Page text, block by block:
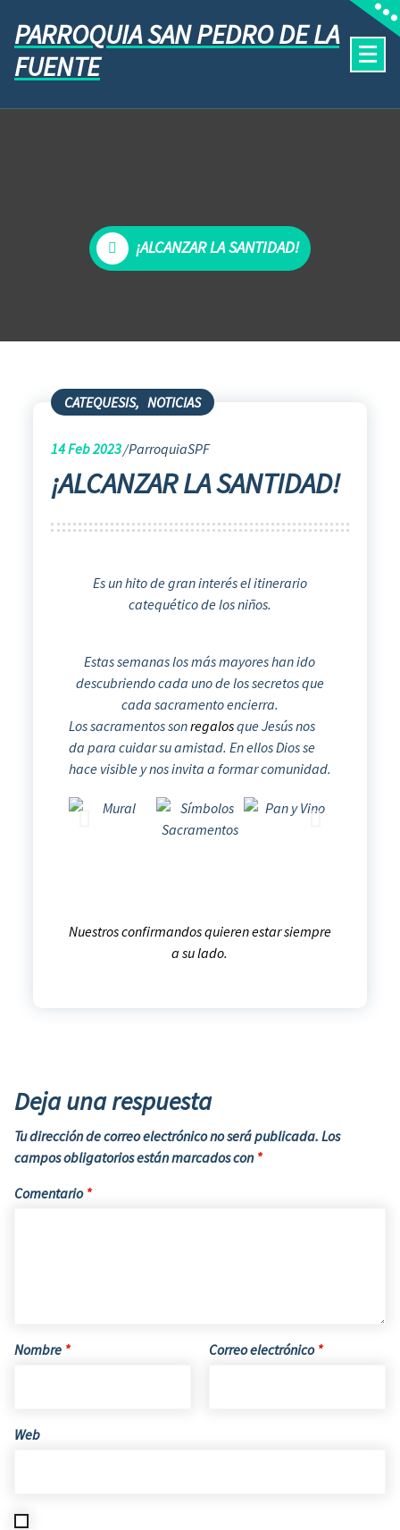
PARROQUIA SAN PEDRO DE LA
FUENTE
¡ALCANZAR LA SANTIDAD!
CATEQUESIS, NOTICIAS
14Feb 2023 ParroquiaSPF
¡ALCANZAR LA SANTIDAD!
Es un hito de gran interés el itinerario
catequético de los niños.
Estas semanas los más mayores han ido
descubriendo cada uno de los secretos que
cada sacramento encierra.
Los sacramentos sonregalosque Jesús nos
da para cuidar su amistad. En ellos Dios se
hace visible y nos invita a formar comunidad.
Nuestros confirmandos quieren estar siempre
a su lado.
Deja una respuesta
Tu dirección de correo electrónico no será publicada. Los
campos obligatorios están marcados con *
Comentario *
Nombre * Correo electrónico *
Web